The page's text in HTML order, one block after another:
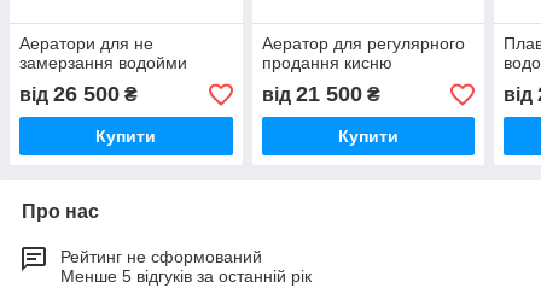
Аератори для не
замерзання водойми
від 26 500 ₴
Купити
Аератор для регулярного
продання кисню
від 21 500₴
Купити
від
Про нас
Рейтинг не сформований
Менше 5 відгуків за останній рік